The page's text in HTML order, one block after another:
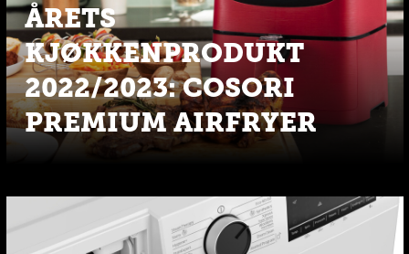
ÅRETS
KJØKKENPRODUKT
2022/2023: COSORI
PREMIUM AIRFRYER